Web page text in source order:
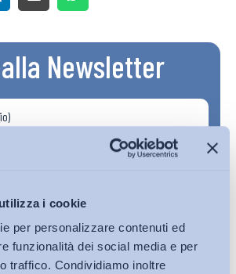
i cookie
per personalizzare contenuti ed
funzionalità dei social media e per
traffico. Condividiamo inoltre
Newsletter